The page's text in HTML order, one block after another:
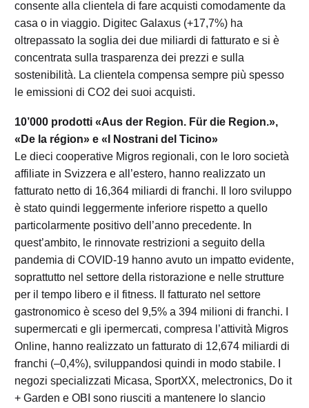
consente alla clientela di fare acquisti comodamente da
casa o in viaggio. Digitec Galaxus (+17,7%) ha
oltrepassato la soglia dei due miliardi di fatturato e si è
concentrata sulla trasparenza dei prezzi e sulla
sostenibilità. La clientela compensa sempre più spesso
le emissioni di CO2 dei suoi acquisti.
10’000 prodotti «Aus der Region. Für die Region.»,
«De la région» e «I Nostrani del Ticino»
Le dieci cooperative Migros regionali, con le loro società
affiliate in Svizzera e all’estero, hanno realizzato un
fatturato netto di 16,364 miliardi di franchi. Il loro sviluppo
è stato quindi leggermente inferiore rispetto a quello
particolarmente positivo dell’anno precedente. In
quest’ambito, le rinnovate restrizioni a seguito della
pandemia di COVID-19 hanno avuto un impatto evidente,
soprattutto nel settore della ristorazione e nelle strutture
per il tempo libero e il fitness. Il fatturato nel settore
gastronomico è sceso del 9,5% a 394 milioni di franchi. I
supermercati e gli ipermercati, compresa l’attività Migros
Online, hanno realizzato un fatturato di 12,674 miliardi di
franchi (–0,4%), sviluppandosi quindi in modo stabile. I
negozi specializzati Micasa, SportXX, melectronics, Do it
+ Garden e OBI sono riusciti a mantenere lo slancio